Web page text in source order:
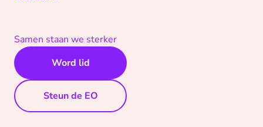
Samen staan we sterker
Word lid
Steun de EO